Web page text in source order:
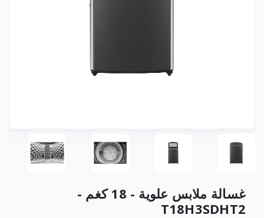
غسالة ملابس علوية - 18 كغم -
T18H3SDHT2